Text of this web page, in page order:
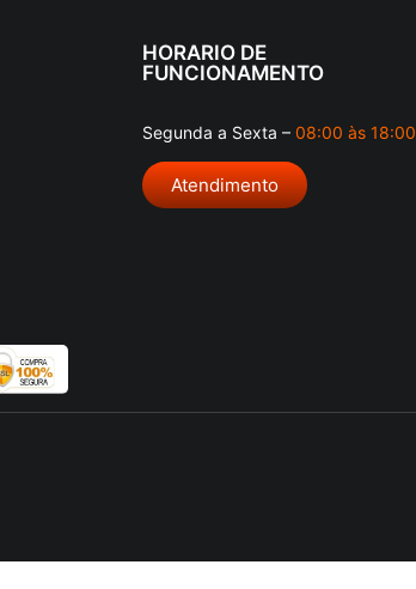
HORARIO DE
FUNCIONAMENTO
Segunda a Sexta – 08:00 às 18:00
Atendimento